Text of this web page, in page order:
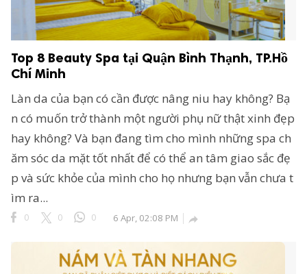
Top 8 Beauty Spa tại Quận Bình Thạnh, TP.Hồ
Chí Minh
Làn da của bạn có cần được nâng niu hay không? Bạ
n có muốn trở thành một người phụ nữ thật xinh đẹp
hay không? Và bạn đang tìm cho mình những spa ch
ăm sóc da mặt tốt nhất để có thể an tâm giao sắc đẹ
p và sức khỏe của mình cho họ nhưng bạn vẫn chưa t
ìm ra...
0 0 0 6 Apr, 02:08 PM 